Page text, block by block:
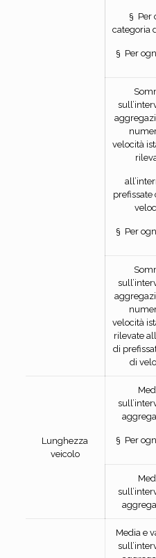
§ Per
categoria
§ Per
velocità
prefissate
§ Per
velocità
rilevate
di
di
Lunghezza
veicolo
§ Per
Media e